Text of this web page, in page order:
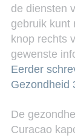
de diensten
gebruik kunt
knop rechts
gewenste
Eerder
Gezondheid
De
Curacao